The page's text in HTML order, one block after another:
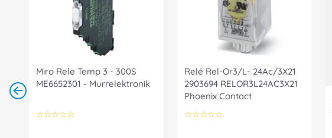
Miro Rele Temp 3 - 300S
ME6652301 - Murrelektronik
☆☆☆☆☆
Relé Rel-Or3/L- 24Ac/3X21
2903694 RELOR3L24AC3X21
Phoenix Contact
☆☆☆☆☆